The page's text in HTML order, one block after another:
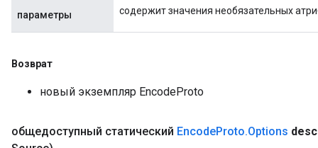
параметры содержит значения необязательных
Возврат
новый экземпляр EncodeProto
общедоступный статический EncodeProto.Options